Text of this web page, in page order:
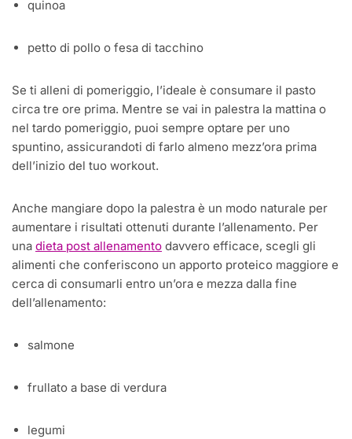
quinoa
petto di pollo o fesa di tacchino
Se ti alleni di pomeriggio, l’ideale è consumare il pasto
circa tre ore prima. Mentre se vai in palestra la mattina o
nel tardo pomeriggio, puoi sempre optare per uno
spuntino, assicurandoti di farlo almeno mezz’ora prima
dell’inizio del tuo workout.
Anche mangiare dopo la palestra è un modo naturale per
aumentare i risultati ottenuti durante l’allenamento. Per
una dieta post allenamento davvero efficace, scegli gli
alimenti che conferiscono un apporto proteico maggiore e
cerca di consumarli entro un’ora e mezza dalla fine
dell’allenamento:
salmone
frullato a base di verdura
legumi